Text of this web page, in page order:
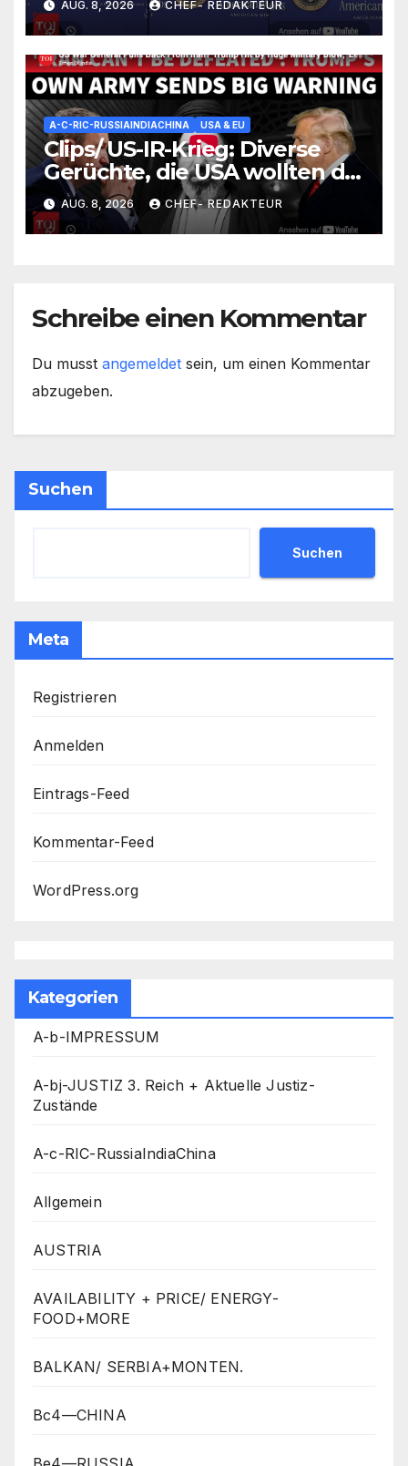
REE-5n+-Problemzone nicht
erfasst/ Trump nickt ein (und
versäumt nichts)
AUG. 8, 2026 CHEF- REDAKTEUR
A-C-RIC-RUSSIAINDIACHINA USA & EU
Clips/ US-IR-Krieg: Diverse
Gerüchte, die USA wollten die
Lage irgendwie einfrieren
(wüssten aber nicht wie)/
+mehr
AUG. 8, 2026 CHEF- REDAKTEUR
Schreibe einen Kommentar
Du musst angemeldet sein, um einen Kommentar
abzugeben.
Suchen
Suchen
Meta
Registrieren
Anmelden
Eintrags-Feed
Kommentar-Feed
WordPress.org
Kategorien
A-b-IMPRESSUM
A-bj-JUSTIZ 3. Reich + Aktuelle Justiz-
Zustände
A-c-RIC-RussiaIndiaChina
Allgemein
AUSTRIA
AVAILABILITY + PRICE/ ENERGY-
FOOD+MORE
BALKAN/ SERBIA+MONTEN.
Bc4—CHINA